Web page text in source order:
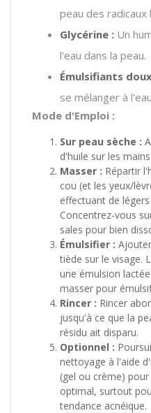
peau des radicaux
Glycérine : Un
l'eau dans la peau.
Émulsifiants
se mélanger à
Mode d'Emploi :
Sur peau sèche :
d'huile sur les
Masser : Répartir
cou (et les yeux/
effectuant de
Concentrez-vous
sales pour bien
Émulsifier :
tiède sur le visage.
une émulsion
masser pour
Rincer : Rincer
jusqu'à ce que la
résidu ait disparu.
Optionnel :
nettoyage à l'aide
(gel ou crème)
optimal, surtout
tendance acnéique.